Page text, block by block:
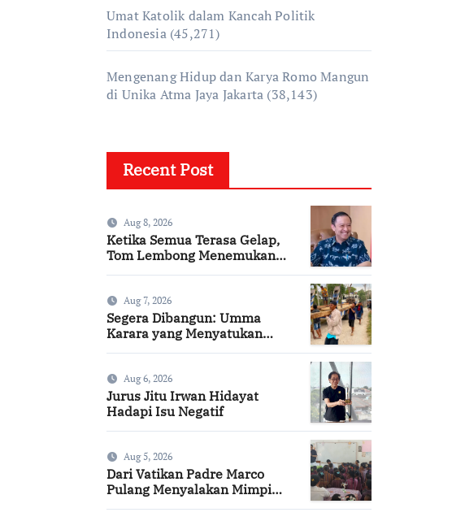
Umat Katolik dalam Kancah Politik
Indonesia (45,271)
Mengenang Hidup dan Karya Romo Mangun
di Unika Atma Jaya Jakarta (38,143)
Recent Post
Aug 8, 2026
Ketika Semua Terasa Gelap,
Tom Lembong Menemukan
Aug 7, 2026
Segera Dibangun: Umma
Karara yang Menyatukan
Aug 6, 2026
Jurus Jitu Irwan Hidayat
Hadapi Isu Negatif
Aug 5, 2026
Dari Vatikan Padre Marco
Pulang Menyalakan Mimpi